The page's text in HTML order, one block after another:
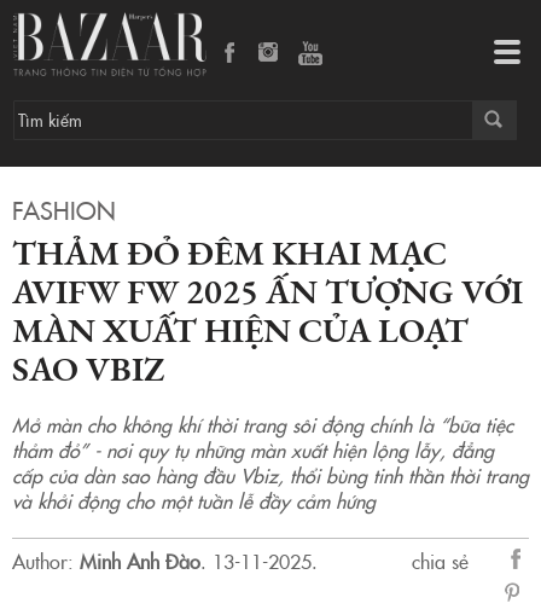
FASHION
THẢM ĐỎ ĐÊM KHAI MẠC
AVIFW FW 2025 ẤN TƯỢNG VỚI
MÀN XUẤT HIỆN CỦA LOẠT
SAO VBIZ
Mở màn cho không khí thời trang sôi động chính là “bữa tiệc
thảm đỏ” - nơi quy tụ những màn xuất hiện lộng lẫy, đẳng
cấp của dàn sao hàng đầu Vbiz, thổi bùng tinh thần thời trang
và khởi động cho một tuần lễ đầy cảm hứng
Author: Minh Anh Đào. 13-11-2025.
chia sẻ
sẻ